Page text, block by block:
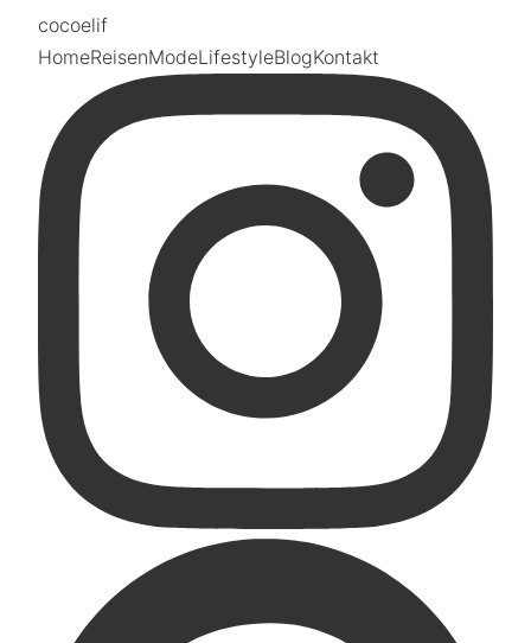
cocoelif
HomeReisenModeLifestyleBlogKontakt